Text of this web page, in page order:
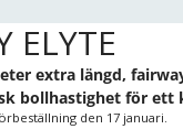
ELYTE
extra längd,
bollhastighet för ett
den 17 januari.